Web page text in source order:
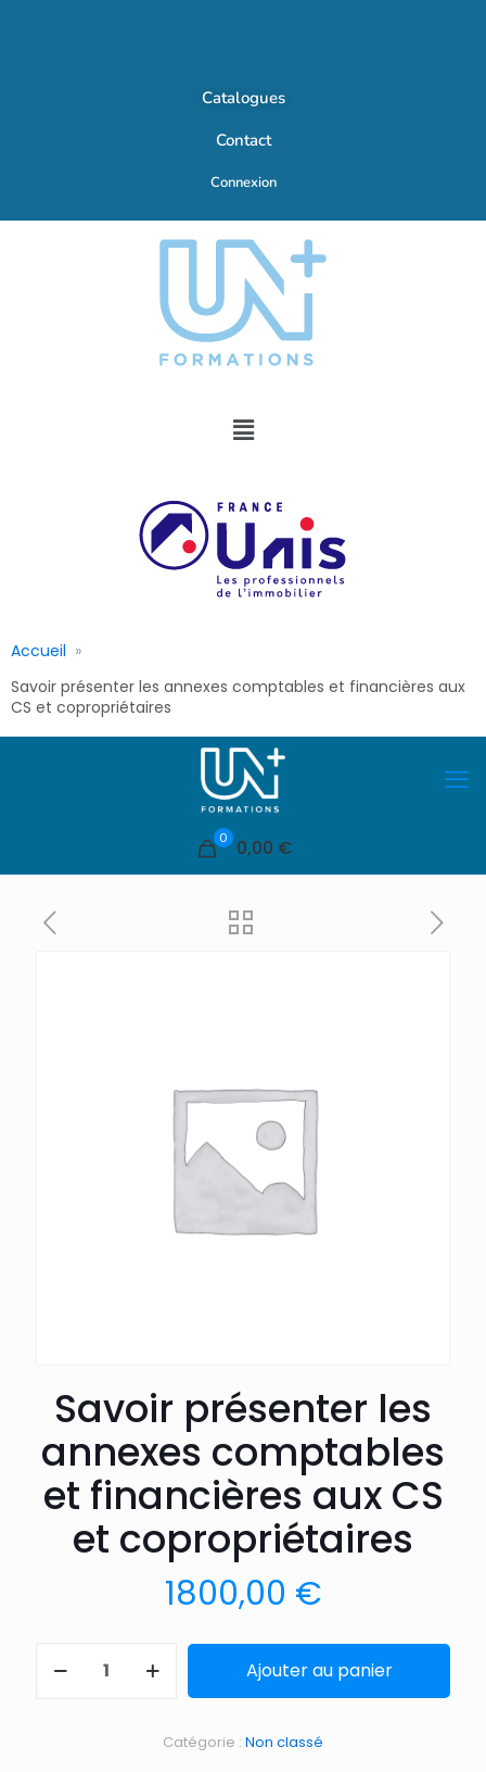
Catalogues
Contact
Connexion
Accueil
Savoir présenter les annexes comptables et financières aux
CS et copropriétaires
0 0,00 €
Savoir présenter les
annexes comptables
et financières aux CS
et copropriétaires
1800,00 €
Ajouter au panier
Catégorie : Non classé